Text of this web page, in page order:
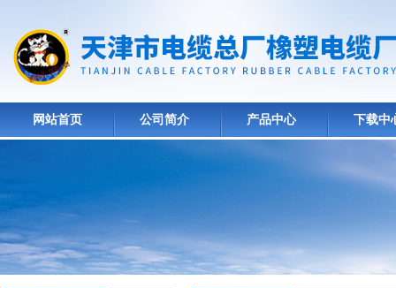
网站首页 公司简介 产品中心 下载中